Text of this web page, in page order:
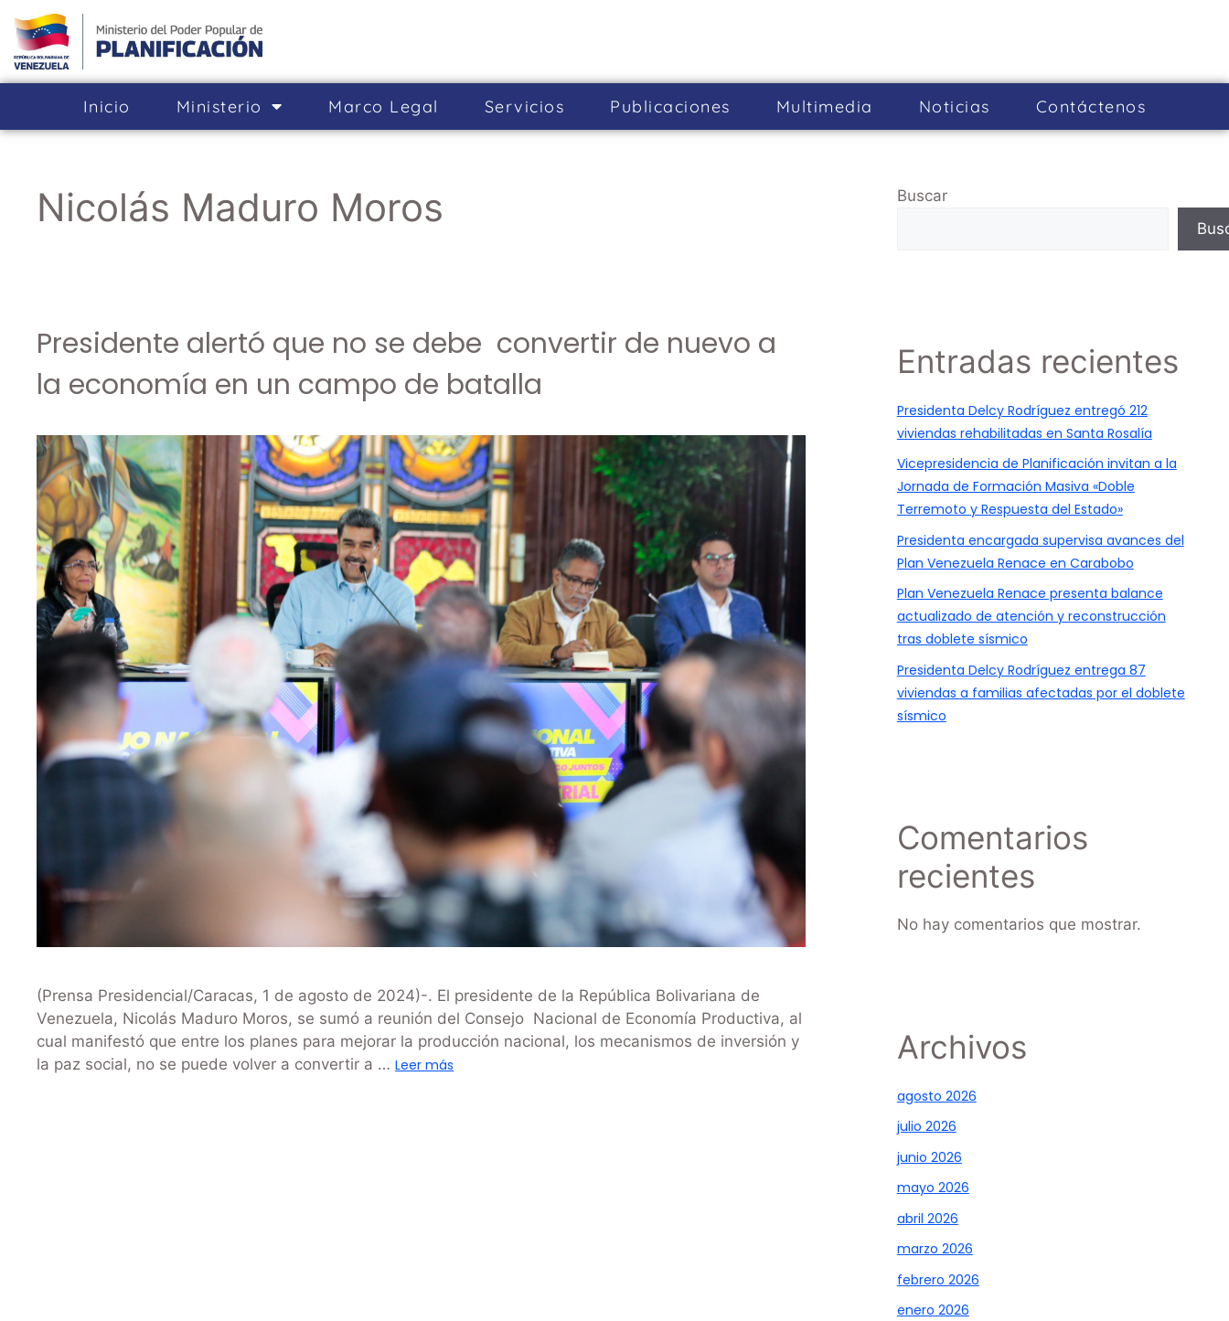
Inicio Ministerio Marco Legal Servicios Publicaciones Multimedia Noticias Cont­áctenos
Nicolás Maduro Moros
Presidente alertó que no se debe convertir de nuevo a
la economía en un campo de batalla
(Prensa Presidencial/Caracas, 1 de agosto de 2024)-. El presidente de la República Bolivariana de
Venezuela, Nicolás Maduro Moros, se sumó a reunión del Consejo Nacional de Economía Productiva, al
cual manifestó que entre los planes para mejorar la producción nacional, los mecanismos de inversión y
la paz social, no se puede volver a convertir a … Leer más
Buscar
Entradas recientes
Presidenta Delcy Rodríguez entregó 212
viviendas rehabilitadas en Santa Rosalía
Vicepresidencia de Planificación invitan a la
Jornada de Formación Masiva «Doble
Terremoto y Respuesta del Estado»
Presidenta encargada supervisa avances del
Plan Venezuela Renace en Carabobo
Plan Venezuela Renace presenta balance
actualizado de atención y reconstrucción
tras doblete sísmico
Presidenta Delcy Rodríguez entrega 87
viviendas a familias afectadas por el doblete
sísmico
Comentarios
recientes
No hay comentarios que mostrar.
Archivos
agosto 2026
julio 2026
junio 2026
mayo 2026
abril 2026
marzo 2026
febrero 2026
enero 2026